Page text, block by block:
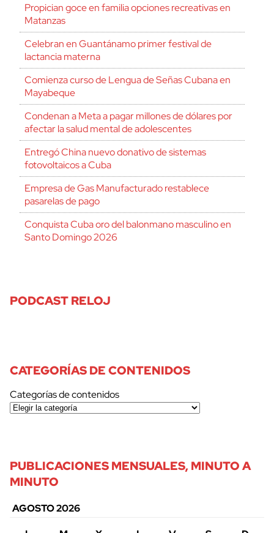
Propician goce en familia opciones recreativas en
Matanzas
Celebran en Guantánamo primer festival de
lactancia materna
Comienza curso de Lengua de Señas Cubana en
Mayabeque
Condenan a Meta a pagar millones de dólares por
afectar la salud mental de adolescentes
Entregó China nuevo donativo de sistemas
fotovoltaicos a Cuba
Empresa de Gas Manufacturado restablece
pasarelas de pago
Conquista Cuba oro del balonmano masculino en
Santo Domingo 2026
PODCAST RELOJ
CATEGORÍAS DE CONTENIDOS
Categorías de contenidos
PUBLICACIONES MENSUALES, MINUTO A
MINUTO
AGOSTO 2026